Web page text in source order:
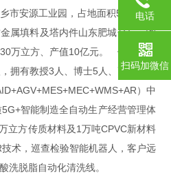
市安源工业园，占地面积53亩，固
属填料及塔内件山东肥城分厂、湘
万立方、产值10亿元。 依托天津
拥有教授3人、博士5人、高级工程
）中
智能制造全自动生产经营管理体
立方传质材料及1万吨CPVC新材料
术，巡查检验智能机器人，客户远
洗脱脂自动化清洗线。
电话
扫码加微信